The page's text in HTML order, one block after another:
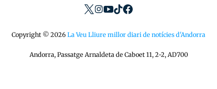
Copyright © 2026La Veu Lliure millor diari de notícies d'Andorra
Andorra, Passatge Arnaldeta de Caboet 11, 2-2, AD700